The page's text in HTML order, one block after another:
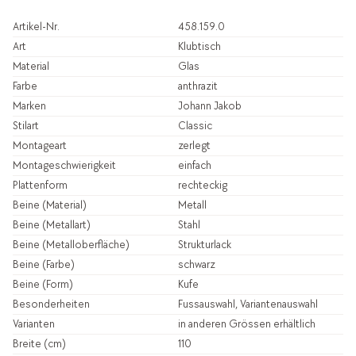
Artikel-Nr.
458.159.0
Art
Klubtisch
Material
Glas
Farbe
anthrazit
Marken
Johann Jakob
Stilart
Classic
Montageart
zerlegt
Montageschwierigkeit
einfach
Plattenform
rechteckig
Beine (Material)
Metall
Beine (Metallart)
Stahl
Beine (Metalloberfläche)
Strukturlack
Beine (Farbe)
schwarz
Beine (Form)
Kufe
Besonderheiten
Fussauswahl, Variantenauswahl
Varianten
in anderen Grössen erhältlich
Breite (cm)
110